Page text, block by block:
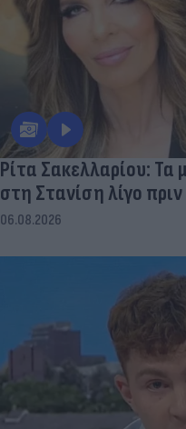
Ρίτα Σακελλαρίου: Τα
στη Στανίση λίγο
06.08.2026